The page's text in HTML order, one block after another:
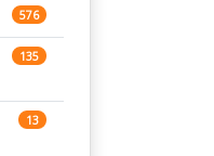
576
135
13